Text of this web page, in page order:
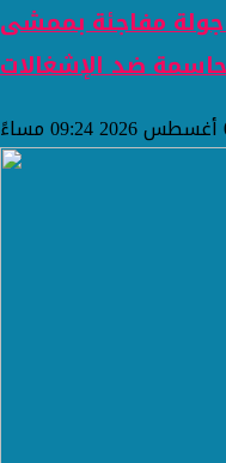
مفاجئة بممشى
حاسمة ضد الإشغالات